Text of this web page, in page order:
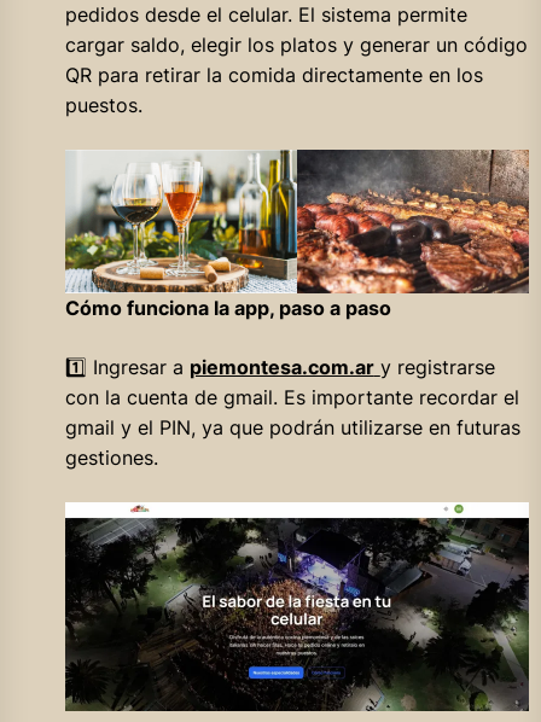
pedidos desde el celular. El sistema permite
cargar saldo, elegir los platos y generar un código
QR para retirar la comida directamente en los
puestos.
Cómo funciona la app, paso a paso
1️⃣ Ingresar a piemontesa.com.ar y registrarse
con la cuenta de gmail. Es importante recordar el
gmail y el PIN, ya que podrán utilizarse en futuras
gestiones.